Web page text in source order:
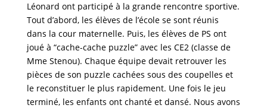
Léonard ont participé à la grande rencontre sportive.
Tout d’abord, les élèves de l’école se sont réunis
dans la cour maternelle. Puis, les élèves de PS ont
joué à “cache-cache puzzle” avec les CE2 (classe de
Mme Stenou). Chaque équipe devait retrouver les
pièces de son puzzle cachées sous des coupelles et
le reconstituer le plus rapidement. Une fois le jeu
terminé, les enfants ont chanté et dansé. Nous avons